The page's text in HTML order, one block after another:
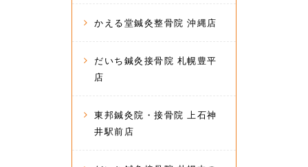
かえる堂鍼灸整骨院 沖縄店
だいち鍼灸接骨院 札幌豊平
店
東邦鍼灸院・接骨院 上石神
井駅前店